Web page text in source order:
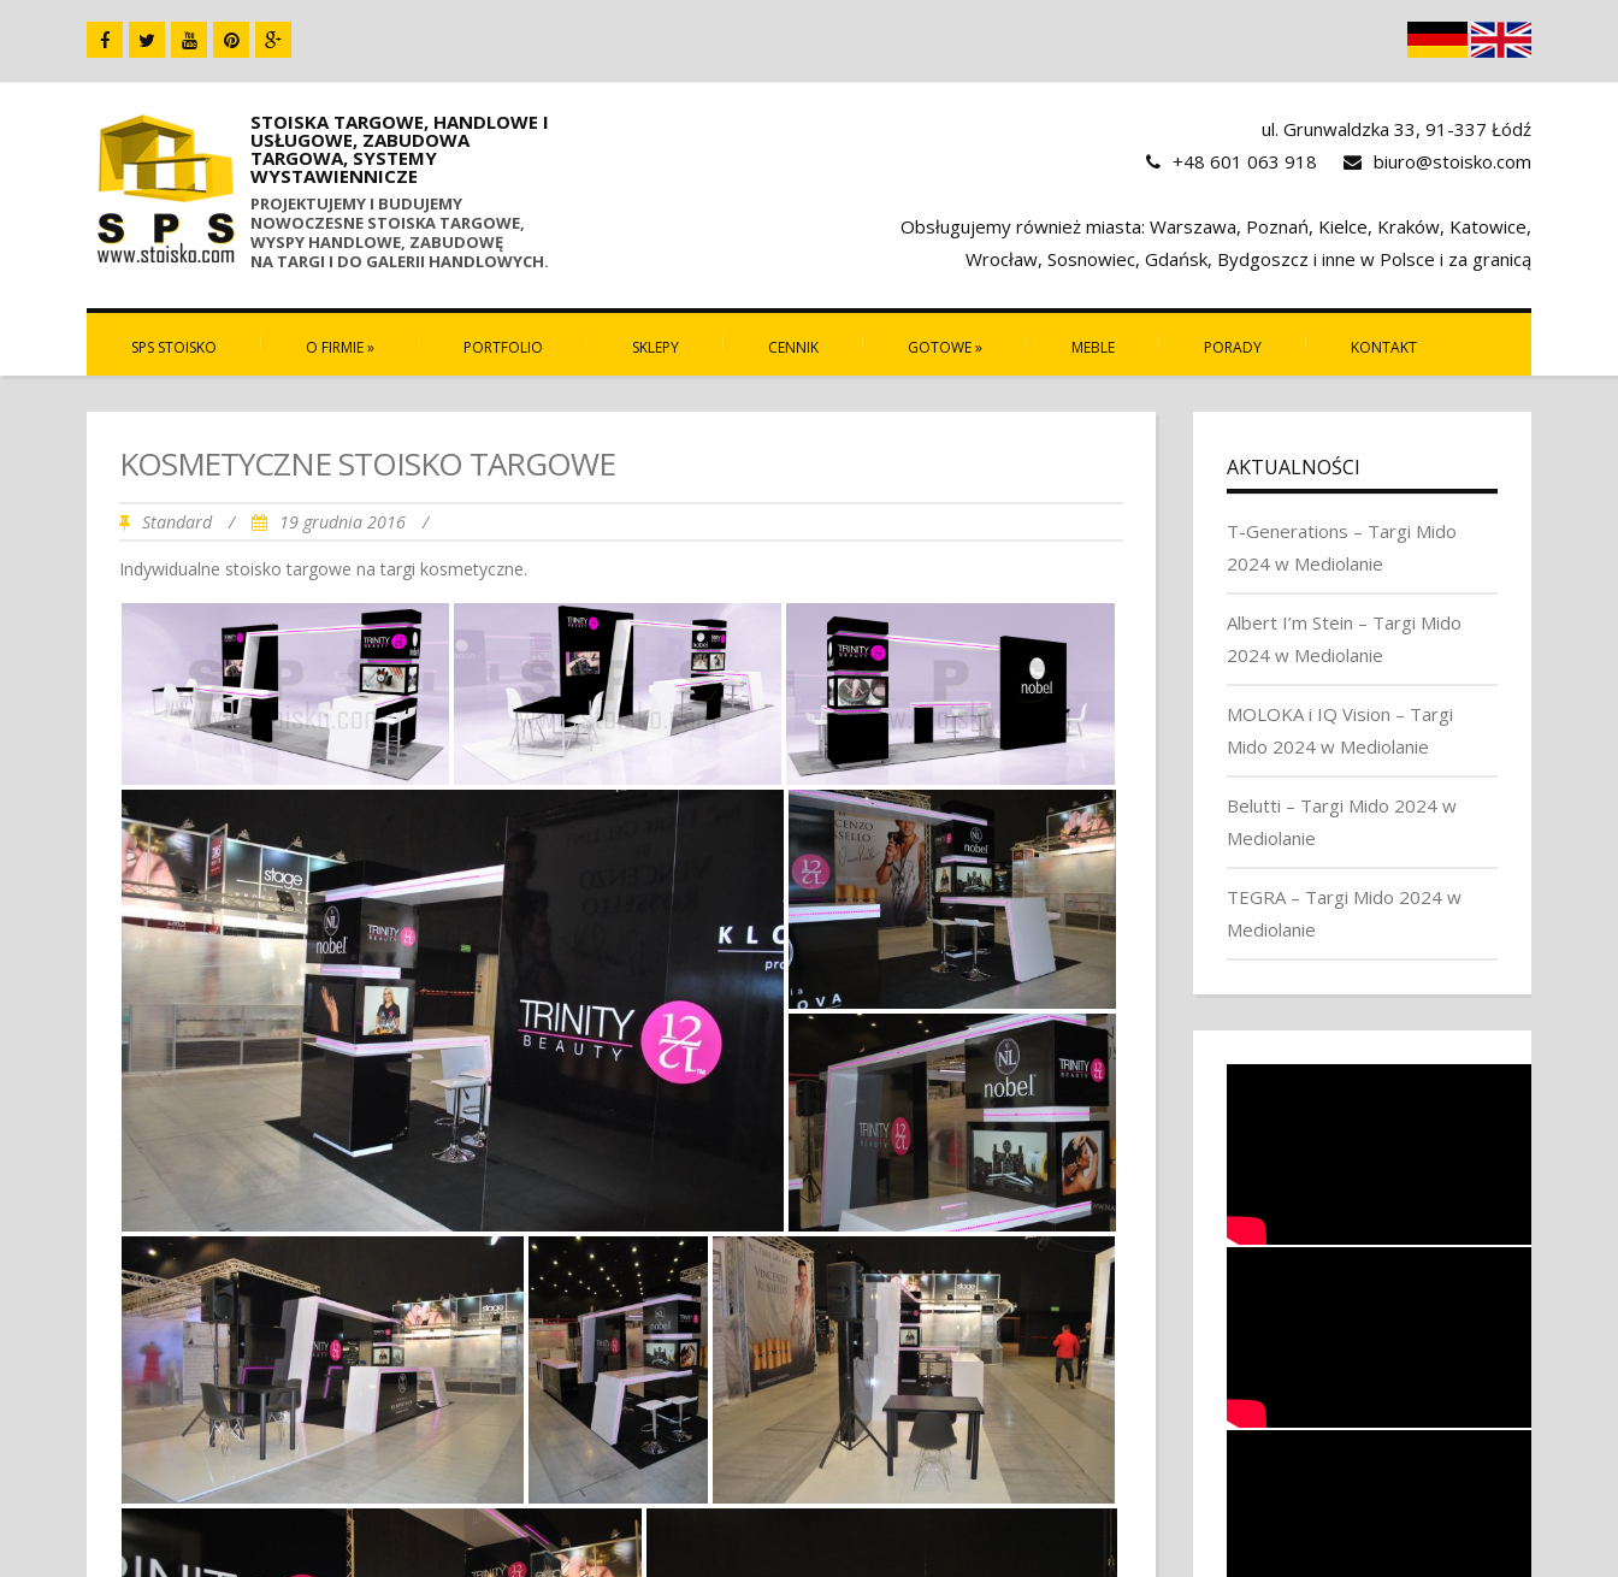
STOISKA TARGOWE, HANDLOWE I
USŁUGOWE, ZABUDOWA
TARGOWA, SYSTEMY
WYSTAWIENNICZE
PROJEKTUJEMY I BUDUJEMY
NOWOCZESNE STOISKA TARGOWE,
WYSPY HANDLOWE, ZABUDOWĘ
NA TARGI I DO GALERII HANDLOWYCH.
ul. Grunwaldzka 33, 91-337 Łódź
+48 601 063 918
biuro@stoisko.com
Obsługujemy również miasta: Warszawa, Poznań, Kielce, Kraków, Katowice,
Wrocław, Sosnowiec, Gdańsk, Bydgoszcz i inne w Polsce i za granicą
SPS STOISKO O FIRMIE» PORTFOLIO SKLEPY CENNIK GOTOWE» MEBLE PORADY KONTAKT
KOSMETYCZNE STOISKO TARGOWE
Standard / 19 grudnia 2016 /
Indywidualne stoisko targowe na targi kosmetyczne.
AKTUALNOŚCI
T-Generations – Targi Mido
2024 w Mediolanie
Albert I’m Stein – Targi Mido
2024 w Mediolanie
MOLOKA i IQ Vision – Targi
Mido 2024 w Mediolanie
Belutti – Targi Mido 2024 w
Mediolanie
TEGRA – Targi Mido 2024 w
Mediolanie